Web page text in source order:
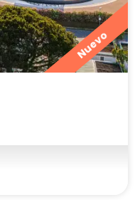
Nuevo